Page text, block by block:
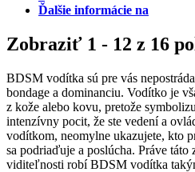
Ďalšie informácie na
Zobraziť 1 - 12 z 16
BDSM vodítka sú pre vás
bondage a dominanciu. Vodítko je
z kože alebo kovu, pretože
intenzívny pocit, že ste vedení a
vodítkom, neomylne ukazujete, kto
sa podriaďuje a poslúcha. Práve táto
viditeľnosti robí BDSM vodítka